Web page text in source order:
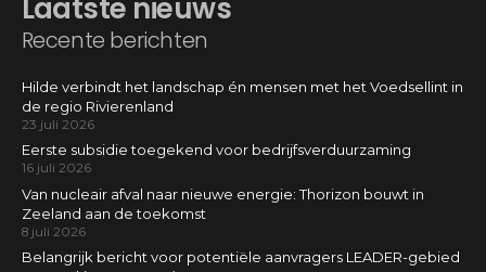
Laatste nieuws
Recente berichten
Hilde verbindt het landschap én mensen met het Voedsellint in
de regio Rivierenland
23 juli 2026
Eerste subsidie toegekend voor bedrijfsverduurzaming
16 juli 2026
Van nucleair afval naar nieuwe energie: Thorizon bouwt in
Zeeland aan de toekomst
8 juli 2026
Belangrijk bericht voor potentiële aanvragers LEADER-gebied